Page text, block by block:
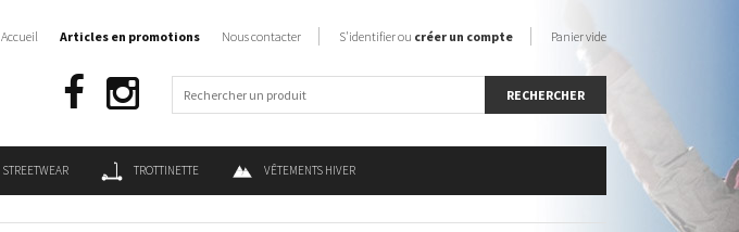
STREETWEAR TROTTINETTE VÊTEMENTS HIVER
Accueil Articles en promotions Nous contacter S'identifier ou créer un compte Panier vide